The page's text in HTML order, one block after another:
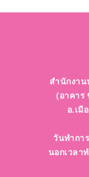
สำนักงา
(อาคาร
อ.เมื
วันทำกา
นอกเวลา